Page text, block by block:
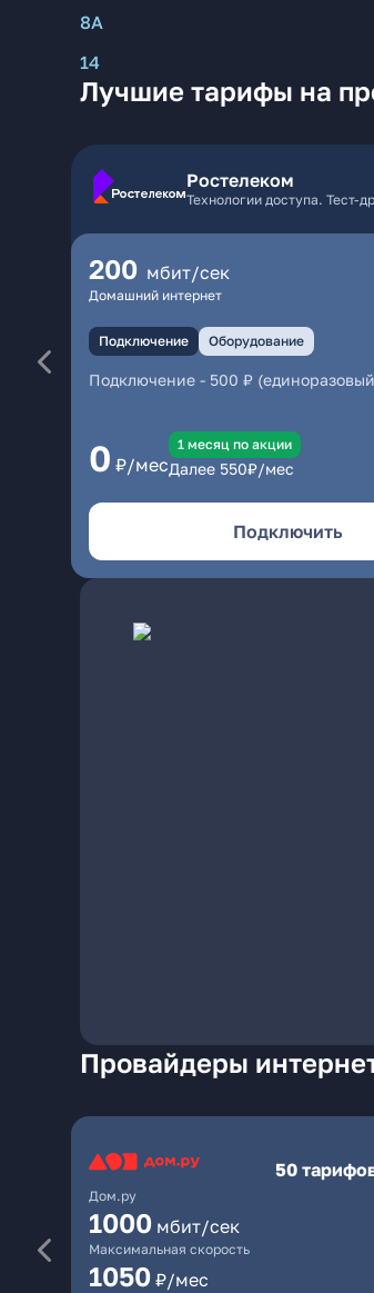
8А
14
Лучшие тарифы на
Ростелеком
Технологии доступа. Тест-
200 мбит/сек
Домашний интернет
Подключение Оборудование
Подключение - 500 ₽
0 ₽/мес
1 месяц по акции
Далее 550₽/мес
Подключить
Провайдеры
Дом.ру
50
1000 мбит/сек
Максимальная скорость
1050 ₽/мес